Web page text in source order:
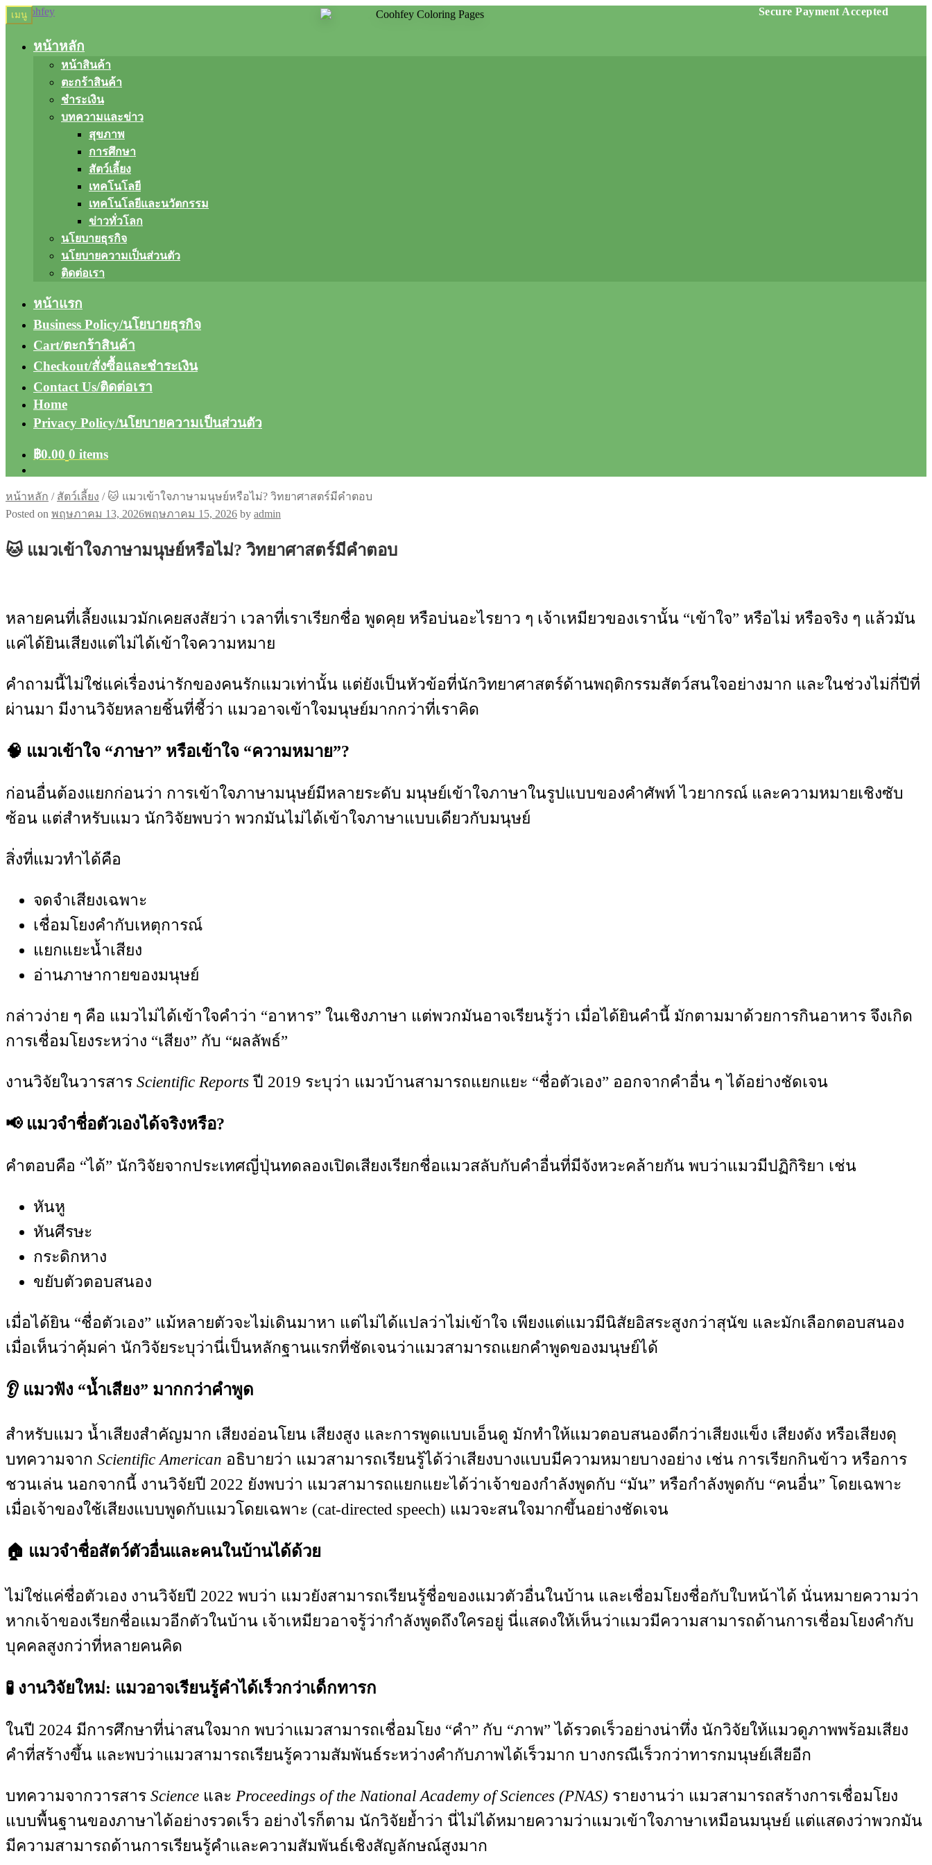
Skip
to
Skip
to
เมนู
หน้าหลัก
หน้าสินค้า
ตะกร้าสินค้า
ชำระเงิน
บทความและข่าว
สุขภาพ
การศึกษา
สัตว์เลี้ยง
เทคโนโลยี
เทคโนโลยีและนวัตกรรม
ข่าวทั่วโลก
นโยบายธุรกิจ
นโยบายความเป็นส่วนตัว
ติดต่อเรา
หน้าแรก
Business Policy/นโยบายธุรกิจ
Cart/ตะกร้าสินค้า
Checkout/สั่งซื้อและชำระเงิน
Contact Us/ติดต่อเรา
Home
Privacy Policy/นโยบายความเป็นส่วนตัว
฿0.00 0 items
หน้าหลัก / สัตว์เลี้ยง /🐱 แมวเข้าใจภาษามนุษย์หรือไม่? วิทยาศาสตร์มีคำตอบ
Posted on พฤษภาคม 13, 2026พฤษภาคม 15, 2026 by admin
🐱 แมวเข้าใจภาษามนุษย์หรือไม่? วิทยาศาสตร์มีคำตอบ
หลายคนที่เลี้ยงแมวมักเคยสงสัยว่า เวลาที่เราเรียกชื่อ พูดคุย หรือบ่นอะไรยาว ๆ เจ้าเหมียวของเรานั้น “เข้าใจ” หรือไม่ หรือจริง ๆ แล้วมัน
แค่ได้ยินเสียงแต่ไม่ได้เข้าใจความหมาย
คำถามนี้ไม่ใช่แค่เรื่องน่ารักของคนรักแมวเท่านั้น แต่ยังเป็นหัวข้อที่นักวิทยาศาสตร์ด้านพฤติกรรมสัตว์สนใจอย่างมาก และในช่วงไม่กี่ปีที่
ผ่านมา มีงานวิจัยหลายชิ้นที่ชี้ว่า แมวอาจเข้าใจมนุษย์มากกว่าที่เราคิด
🧠 แมวเข้าใจ “ภาษา” หรือเข้าใจ “ความหมาย”?
ก่อนอื่นต้องแยกก่อนว่า การเข้าใจภาษามนุษย์มีหลายระดับ มนุษย์เข้าใจภาษาในรูปแบบของคำศัพท์ ไวยากรณ์ และความหมายเชิงซับ
ซ้อน แต่สำหรับแมว นักวิจัยพบว่า พวกมันไม่ได้เข้าใจภาษาแบบเดียวกับมนุษย์
สิ่งที่แมวทำได้คือ
จดจำเสียงเฉพาะ
เชื่อมโยงคำกับเหตุการณ์
แยกแยะน้ำเสียง
อ่านภาษากายของมนุษย์
กล่าวง่าย ๆ คือ แมวไม่ได้เข้าใจคำว่า “อาหาร” ในเชิงภาษา แต่พวกมันอาจเรียนรู้ว่า เมื่อได้ยินคำนี้ มักตามมาด้วยการกินอาหาร จึงเกิด
การเชื่อมโยงระหว่าง “เสียง” กับ “ผลลัพธ์”
งานวิจัยในวารสาร Scientific Reports ปี 2019 ระบุว่า แมวบ้านสามารถแยกแยะ “ชื่อตัวเอง” ออกจากคำอื่น ๆ ได้อย่างชัดเจน
📢 แมวจำชื่อตัวเองได้จริงหรือ?
คำตอบคือ “ได้” นักวิจัยจากประเทศญี่ปุ่นทดลองเปิดเสียงเรียกชื่อแมวสลับกับคำอื่นที่มีจังหวะคล้ายกัน พบว่าแมวมีปฏิกิริยา เช่น
หันหู
หันศีรษะ
กระดิกหาง
ขยับตัวตอบสนอง
เมื่อได้ยิน “ชื่อตัวเอง” แม้หลายตัวจะไม่เดินมาหา แต่ไม่ได้แปลว่าไม่เข้าใจ เพียงแต่แมวมีนิสัยอิสระสูงกว่าสุนัข และมักเลือกตอบสนอง
เมื่อเห็นว่าคุ้มค่า นักวิจัยระบุว่านี่เป็นหลักฐานแรกที่ชัดเจนว่าแมวสามารถแยกคำพูดของมนุษย์ได้
👂 แมวฟัง “น้ำเสียง” มากกว่าคำพูด
สำหรับแมว น้ำเสียงสำคัญมาก เสียงอ่อนโยน เสียงสูง และการพูดแบบเอ็นดู มักทำให้แมวตอบสนองดีกว่าเสียงแข็ง เสียงดัง หรือเสียงดุ
บทความจาก Scientific American อธิบายว่า แมวสามารถเรียนรู้ได้ว่าเสียงบางแบบมีความหมายบางอย่าง เช่น การเรียกกินข้าว หรือการ
ชวนเล่น นอกจากนี้ งานวิจัยปี 2022 ยังพบว่า แมวสามารถแยกแยะได้ว่าเจ้าของกำลังพูดกับ “มัน” หรือกำลังพูดกับ “คนอื่น” โดยเฉพาะ
เมื่อเจ้าของใช้เสียงแบบพูดกับแมวโดยเฉพาะ (cat-directed speech) แมวจะสนใจมากขึ้นอย่างชัดเจน
🏠 แมวจำชื่อสัตว์ตัวอื่นและคนในบ้านได้ด้วย
ไม่ใช่แค่ชื่อตัวเอง งานวิจัยปี 2022 พบว่า แมวยังสามารถเรียนรู้ชื่อของแมวตัวอื่นในบ้าน และเชื่อมโยงชื่อกับใบหน้าได้ นั่นหมายความว่า
หากเจ้าของเรียกชื่อแมวอีกตัวในบ้าน เจ้าเหมียวอาจรู้ว่ากำลังพูดถึงใครอยู่ นี่แสดงให้เห็นว่าแมวมีความสามารถด้านการเชื่อมโยงคำกับ
บุคคลสูงกว่าที่หลายคนคิด
🧪 งานวิจัยใหม่: แมวอาจเรียนรู้คำได้เร็วกว่าเด็กทารก
ในปี 2024 มีการศึกษาที่น่าสนใจมาก พบว่าแมวสามารถเชื่อมโยง “คำ” กับ “ภาพ” ได้รวดเร็วอย่างน่าทึ่ง นักวิจัยให้แมวดูภาพพร้อมเสียง
คำที่สร้างขึ้น และพบว่าแมวสามารถเรียนรู้ความสัมพันธ์ระหว่างคำกับภาพได้เร็วมาก บางกรณีเร็วกว่าทารกมนุษย์เสียอีก
บทความจากวารสาร Science และ Proceedings of the National Academy of Sciences (PNAS) รายงานว่า แมวสามารถสร้างการเชื่อมโยง
แบบพื้นฐานของภาษาได้อย่างรวดเร็ว อย่างไรก็ตาม นักวิจัยย้ำว่า นี่ไม่ได้หมายความว่าแมวเข้าใจภาษาเหมือนมนุษย์ แต่แสดงว่าพวกมัน
มีความสามารถด้านการเรียนรู้คำและความสัมพันธ์เชิงสัญลักษณ์สูงมาก